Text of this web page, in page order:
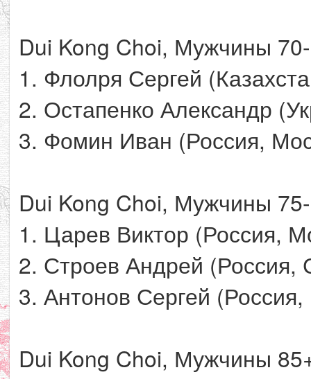
Dui Kong Choi, Мужчины 70-
1. Флолря Сергей
2. Остапенко Александр
3. Фомин Иван (Россия,
Dui Kong Choi, Мужчины 75-
1. Царев Виктор (Россия,
2. Строев Андрей (Россия,
3. Антонов Сергей
Dui Kong Choi, Мужчины